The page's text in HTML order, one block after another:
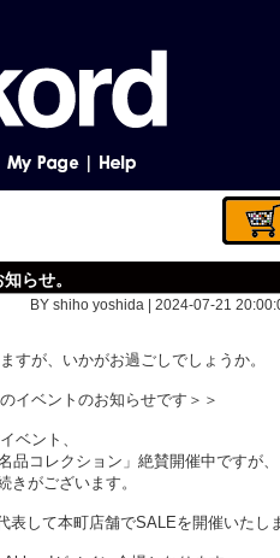
らせ。
BY shiho yoshida | 2024-07-21
すが、いかがお過ごしでしょうか。
イベントのお知らせです＞＞
ベント、
品コレクション」絶賛開催中ですが、
きがございます。
して本町店舗でSALEを開催いたし